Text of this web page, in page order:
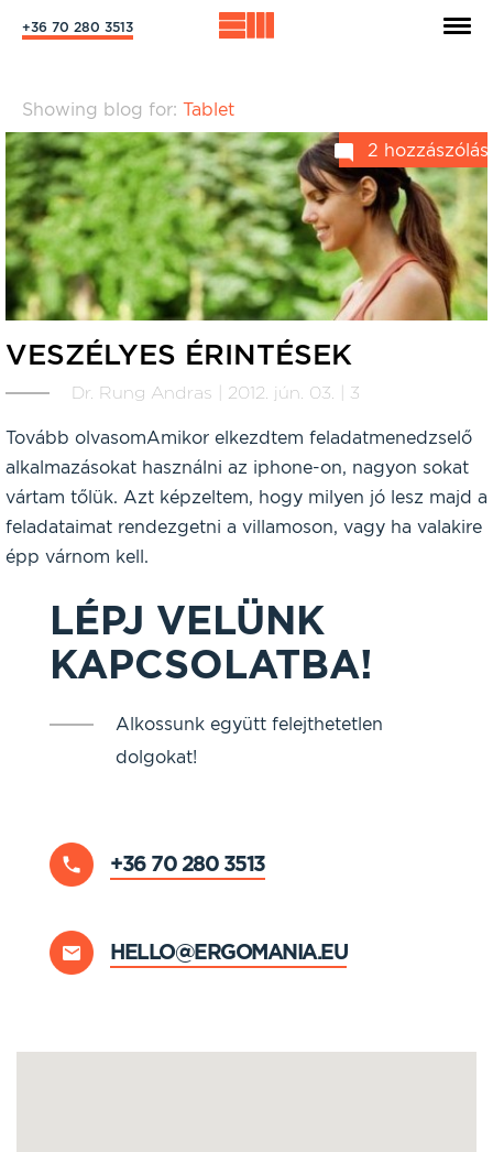
+36 70 280 3513
Showing blog for: Tablet
2 hozzászólás
VESZÉLYES ÉRINTÉSEK
Dr. Rung Andras | 2012. jún. 03. | 3
Tovább olvasomAmikor elkezdtem feladatmenedzselő
alkalmazásokat használni az iphone-on, nagyon sokat
vártam tőlük. Azt képzeltem, hogy milyen jó lesz majd a
feladataimat rendezgetni a villamoson, vagy ha valakire
épp várnom kell.
LÉPJ VELÜNK
KAPCSOLATBA!
Alkossunk együtt felejthetetlen
dolgokat!
+36 70 280 3513
HELLO@ERGOMANIA.EU